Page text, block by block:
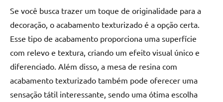
de
alta
qualidade,
como
Se você busca trazer um toque de originalidade para a
decoração, o acabamento texturizado é a opção certa.
Esse tipo de acabamento proporciona uma superfície
com relevo e textura, criando um efeito visual único e
diferenciado. Além disso, a mesa de resina com
acabamento texturizado também pode oferecer uma
sensação tátil interessante, sendo uma ótima escolha